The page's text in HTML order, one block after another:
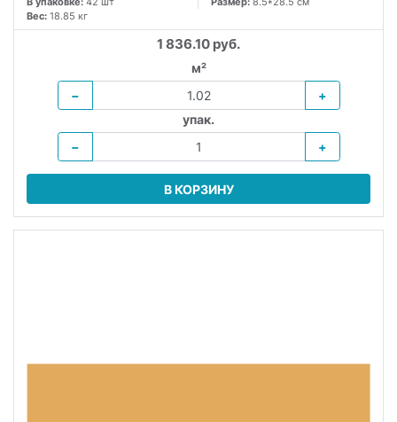
Вес: 18.85 кг
1 836.10 руб.
м²
−
+
упак.
−
+
В КОРЗИНУ